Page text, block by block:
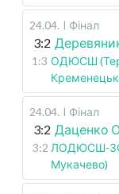
24.04. I Фінал
3:2
1:3 ОДЮСШ
24.04. I Фінал
3:2 Даценко
3:2 ЛОДЮСШ-
Мукачево)